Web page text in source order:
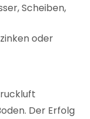
Scheiben,
oder
Der Erfolg